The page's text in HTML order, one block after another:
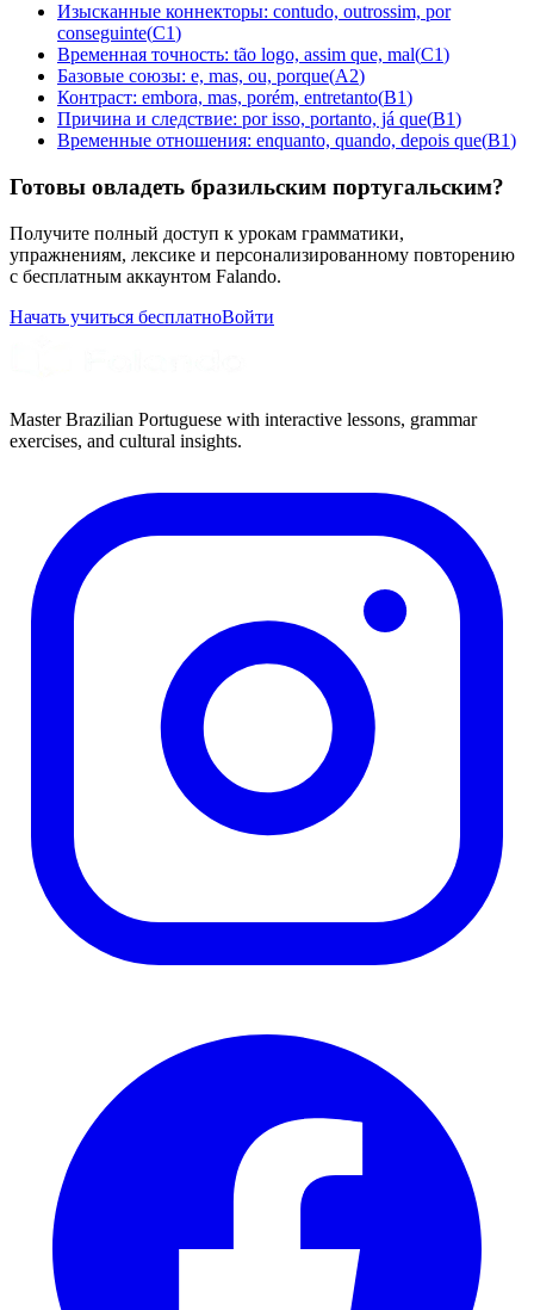
Изысканные коннекторы: contudo, outrossim, por
conseguinte(C1)
Временная точность: tão logo, assim que, mal(C1)
Базовые союзы: e, mas, ou, porque(A2)
Контраст: embora, mas, porém, entretanto(B1)
Причина и следствие: por isso, portanto, já que(B1)
Временные отношения: enquanto, quando, depois que(B1)
Готовы овладеть бразильским португальским?
Получите полный доступ к урокам грамматики,
упражнениям, лексике и персонализированному повторению
с бесплатным аккаунтом Falando.
Начать учиться бесплатноВойти
Master Brazilian Portuguese with interactive lessons, grammar
exercises, and cultural insights.